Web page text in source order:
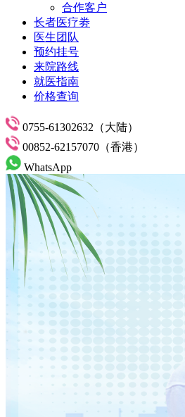
合作客户
长者医疗劵
医生团队
预约挂号
来院路线
就医指南
价格查询
0755-61302632（大陆）
00852-62157070（香港）
WhatsApp